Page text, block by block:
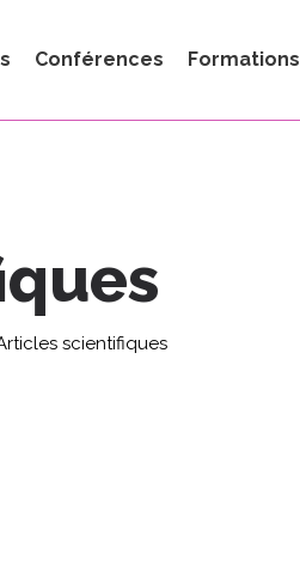
Conférences Formations
scientifiques